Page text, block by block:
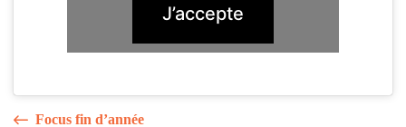
J’accepte
Focus fin d’année